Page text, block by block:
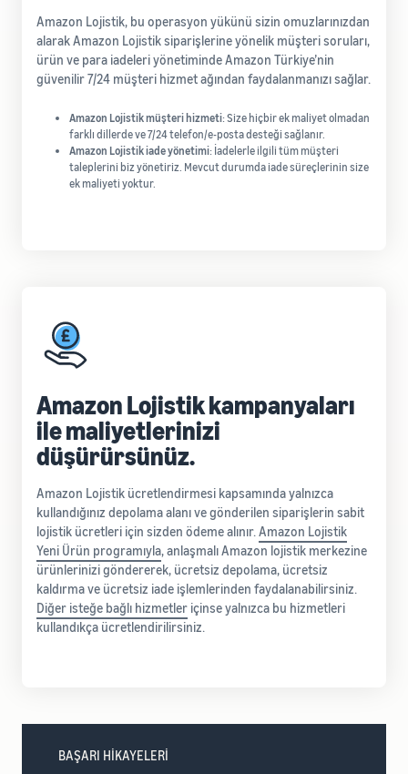
Amazon Lojistik, bu operasyon yükünü sizin omuzlarınızdan
alarak Amazon Lojistik siparişlerine yönelik müşteri soruları,
ürün ve para iadeleri yönetiminde Amazon Türkiye’nin
güvenilir 7/24 müşteri hizmet ağından faydalanmanızı sağlar.
Amazon Lojistik müşteri hizmeti: Size hiçbir ek maliyet olmadan
farklı dillerde ve 7/24 telefon/e-posta desteği sağlanır.
Amazon Lojistik iade yönetimi: İadelerle ilgili tüm müşteri
taleplerini biz yönetiriz. Mevcut durumda iade süreçlerinin size
ek maliyeti yoktur.
Amazon Lojistik kampanyaları
ile maliyetlerinizi
düşürürsünüz.
Amazon Lojistik ücretlendirmesi kapsamında yalnızca
kullandığınız depolama alanı ve gönderilen siparişlerin sabit
lojistik ücretleri için sizden ödeme alınır. Amazon Lojistik
Yeni Ürün programıyla, anlaşmalı Amazon lojistik merkezine
ürünlerinizi göndererek, ücretsiz depolama, ücretsiz
kaldırma ve ücretsiz iade işlemlerinden faydalanabilirsiniz.
Diğer isteğe bağlı hizmetler içinse yalnızca bu hizmetleri
kullandıkça ücretlendirilirsiniz.
BAŞARI HİKAYELERİ